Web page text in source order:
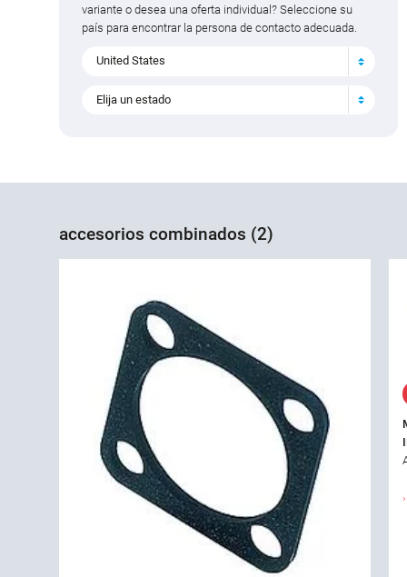
variante o desea una oferta individual? Seleccione su
país para encontrar la persona de contacto adecuada.
United States
Elija un estado
accesorios combinados (2)